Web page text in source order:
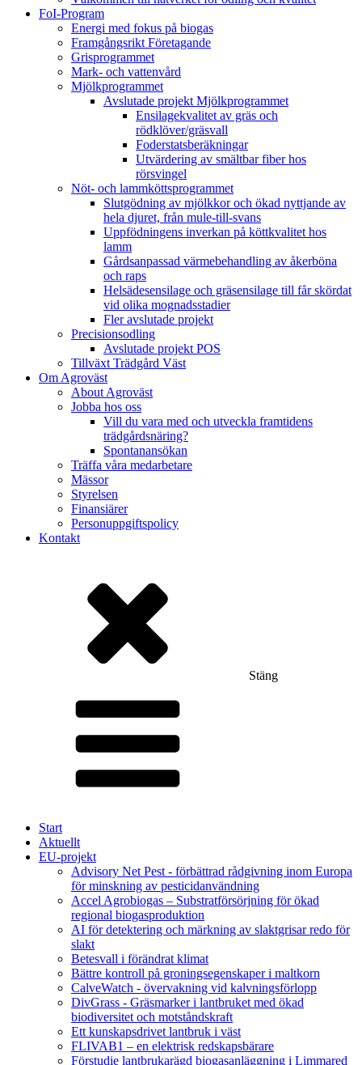
FoI-Program
Energi med fokus på biogas
Framgångsrikt Företagande
Grisprogrammet
Mark- och vattenvård
Mjölkprogrammet
Avslutade projekt Mjölkprogrammet
Ensilagekvalitet av gräs och
rödklöver/gräsvall
Foderstatsberäkningar
Utvärdering av smältbar fiber hos
rörsvingel
Nöt- och lammköttsprogrammet
Slutgödning av mjölkkor och ökad nyttjande av
hela djuret, från mule-till-svans
Uppfödningens inverkan på köttkvalitet hos
lamm
Gårdsanpassad värmebehandling av åkerböna
och raps
Helsädesensilage och gräsensilage till får skördat
vid olika mognadsstadier
Fler avslutade projekt
Precisionsodling
Avslutade projekt POS
Tillväxt Trädgård Väst
Om Agroväst
About Agroväst
Jobba hos oss
Vill du vara med och utveckla framtidens
trädgårdsnäring?
Spontanansökan
Träffa våra medarbetare
Mässor
Styrelsen
Finansiärer
Personuppgiftspolicy
Kontakt
Stäng
Start
Aktuellt
EU-projekt
Advisory Net Pest - förbättrad rådgivning inom Europa
för minskning av pesticidanvändning
Accel Agrobiogas – Substratförsörjning för ökad
regional biogasproduktion
AI för detektering och märkning av slaktgrisar redo för
slakt
Betesvall i förändrat klimat
Bättre kontroll på groningsegenskaper i maltkorn
CalveWatch - övervakning vid kalvningsförlopp
DivGrass - Gräsmarker i lantbruket med ökad
biodiversitet och motståndskraft
Ett kunskapsdrivet lantbruk i väst
FLIVAB1 – en elektrisk redskapsbärare
Förstudie lantbrukarägd biogasanläggning i Limmared